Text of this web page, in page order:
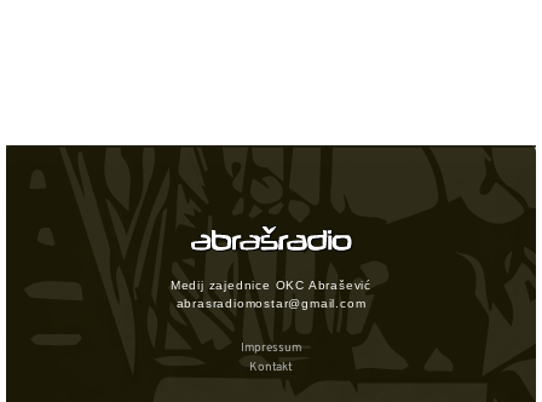
Medij zajednice OKC Abrašević
abrasradiomostar@gmail.com
Impressum
Kontakt